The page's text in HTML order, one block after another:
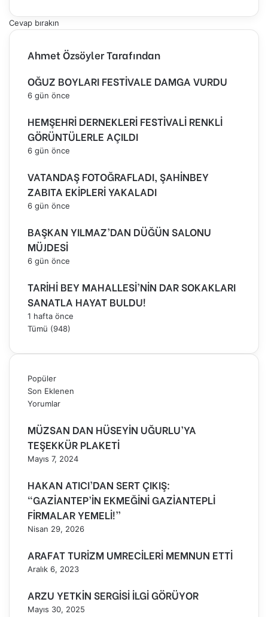
Cevap bırakın
Ahmet Özsöyler Tarafından
OĞUZ BOYLARI FESTİVALE DAMGA VURDU
6 gün önce
HEMŞEHRİ DERNEKLERİ FESTİVALİ RENKLİ
GÖRÜNTÜLERLE AÇILDI
6 gün önce
VATANDAŞ FOTOĞRAFLADI, ŞAHİNBEY
ZABITA EKİPLERİ YAKALADI
6 gün önce
BAŞKAN YILMAZ’DAN DÜĞÜN SALONU
MÜJDESİ
6 gün önce
TARİHİ BEY MAHALLESİ’NİN DAR SOKAKLARI
SANATLA HAYAT BULDU!
1 hafta önce
Tümü (948)
Popüler
Son Eklenen
Yorumlar
MÜZSAN DAN HÜSEYİN UĞURLU’YA
TEŞEKKÜR PLAKETİ
Mayıs 7, 2024
HAKAN ATICI’DAN SERT ÇIKIŞ:
“GAZİANTEP’İN EKMEĞİNİ GAZİANTEPLİ
FİRMALAR YEMELİ!”
Nisan 29, 2026
ARAFAT TURİZM UMRECİLERİ MEMNUN ETTİ
Aralık 6, 2023
ARZU YETKİN SERGİSİ İLGİ GÖRÜYOR
Mayıs 30, 2025